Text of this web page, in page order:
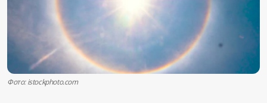
Жаңалықтар
Қоғам
Спорт
Фото: istockphoto.com